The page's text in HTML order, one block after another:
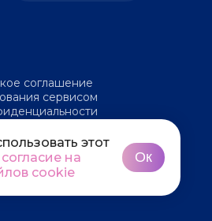
соглашение
сервисом
этот
согласие на
cookie
Ок